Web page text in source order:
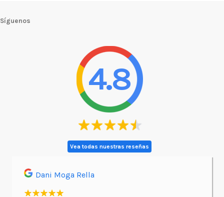
Síguenos
4.8
Vea todas nuestras reseñas
Dani Moga Rella